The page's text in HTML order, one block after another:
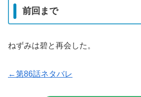
前回まで
ねずみは碧と再会した。
←第86話ネタバレ